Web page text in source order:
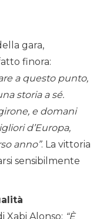
gara,
finora:
a questo punto,
storia a sé.
e domani
d’Europa,
anno”. La vittoria
sensibilmente
Xabi Alonso: “È